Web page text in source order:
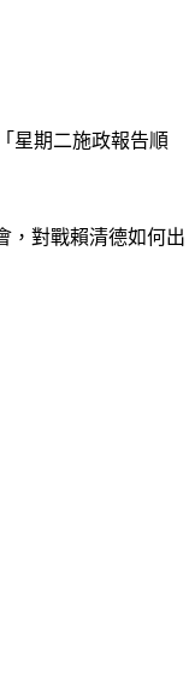
星期二施政報告順
，對戰賴清德如何出